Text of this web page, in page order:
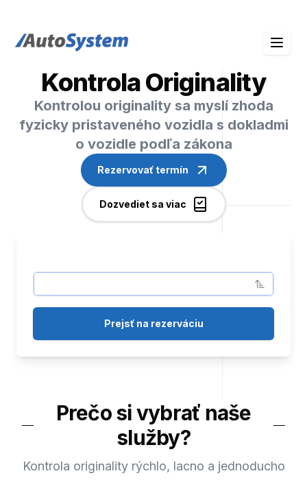
auto-system logo
Prejsť na rezerváciu
Kontrola Originality
Kontrolou originality sa myslí zhoda
fyzicky pristaveného vozidla s dokladmi
o vozidle podľa zákona
Rezervovať termín
Dozvediet sa viac
Prečo si vybrať naše
služby?
Kontrola originality rýchlo, lacno a jednoducho